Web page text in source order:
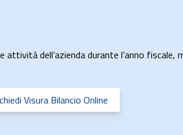
dell’azienda durante l’anno fiscale,
Visura Bilancio Online